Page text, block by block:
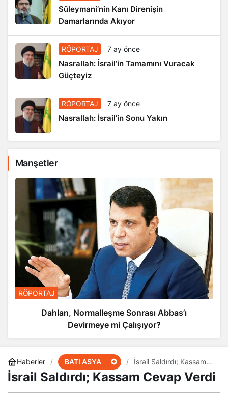
Süleymani’nin Kanı Direnişin
Damarlarında Akıyor
RÖPORTAJ 7 ay önce
Nasrallah: İsrail’in Tamamını Vuracak
Güçteyiz
RÖPORTAJ 7 ay önce
Nasrallah: İsrail’in Sonu Yakın
Manşetler
RÖPORTAJ
Dahlan, Normalleşme Sonrası Abbas’ı
Devirmeye mi Çalışıyor?
Haberler BATI ASYA
İsrail Saldırdı; Kassam
Cevap Verdi
İsrail Saldırdı; Kassam Cevap Verdi